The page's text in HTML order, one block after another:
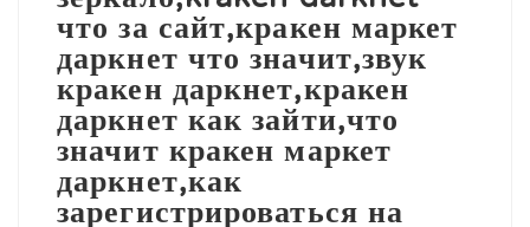
что за сайт,кракен маркет
даркнет что значит,звук
кракен даркнет,кракен
даркнет как зайти,что
значит кракен маркет
даркнет,как
зарегистрироваться на